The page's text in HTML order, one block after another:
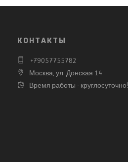
КОНТАКТЫ
+79057755782
Москва, ул. Донская 14
Время работы - круглосуточно!